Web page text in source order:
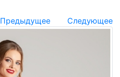
Предыдущее Следующее